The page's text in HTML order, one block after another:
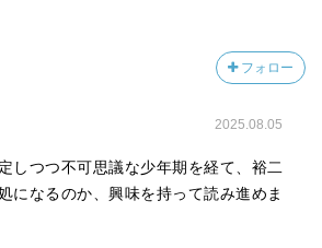
品の着想を、ある街で見た「子供を探
るまでの物語の中に、私たちの想像を
絶」のストーリーが展開されます。
間の「業」と、それでも希望を捨てず
愛」を描き切った、しっとりと涙を流
。
フォロー
2025.08.05
しつつ不可思議な少年期を経て、裕二
になるのか、興味を持って読み進めま